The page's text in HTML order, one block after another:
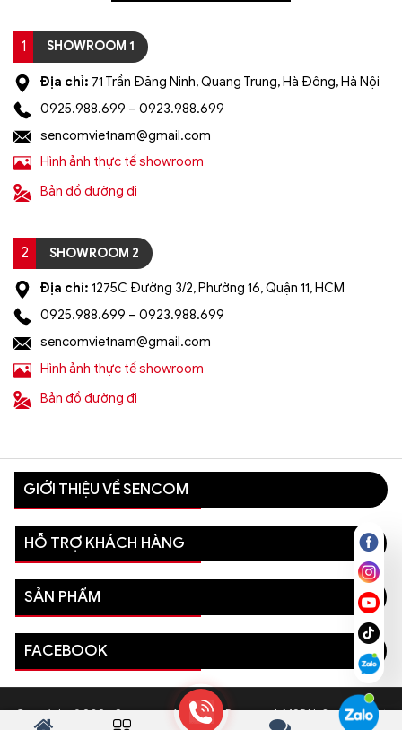
1 SHOWROOM 1
Địa chỉ: 71 Trần Đăng Ninh, Quang Trung, Hà Đông, Hà Nội
0925.988.699 – 0923.988.699
sencomvietnam@gmail.com
Hình ảnh thực tế showroom
Bản đồ đường đi
2 SHOWROOM 2
Địa chỉ: 1275C Đường 3/2, Phường 16, Quận 11, HCM
0925.988.699 – 0923.988.699
sencomvietnam@gmail.com
Hình ảnh thực tế showroom
Bản đồ đường đi
GIỚI THIỆU VỀ SENCOM
HỖ TRỢ KHÁCH HÀNG
SẢN PHẨM
FACEBOOK
Copyright © 2026 Sencom - All Rights Reserved. MSDN: 0110081996